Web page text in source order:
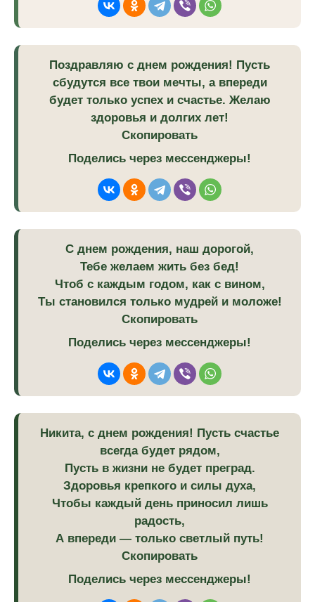
Поздравляю с днем рождения! Пусть
сбудутся все твои мечты, а впереди
будет только успех и счастье. Желаю
здоровья и долгих лет!
Скопировать
Поделись через мессенджеры!
С днем рождения, наш дорогой,
Тебе желаем жить без бед!
Чтоб с каждым годом, как с вином,
Ты становился только мудрей и моложе!
Скопировать
Поделись через мессенджеры!
Никита, с днем рождения! Пусть счастье
всегда будет рядом,
Пусть в жизни не будет преград.
Здоровья крепкого и силы духа,
Чтобы каждый день приносил лишь
радость,
А впереди — только светлый путь!
Скопировать
Поделись через мессенджеры!